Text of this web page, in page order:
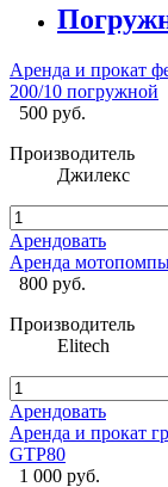
Аренда и прокат
200/10 погружной
500 руб.
Производитель
Джилекс
Арендовать
Аренда
800 руб.
Производитель
Elitech
Арендовать
Аренда и прокат
GTP80
1 000 руб.